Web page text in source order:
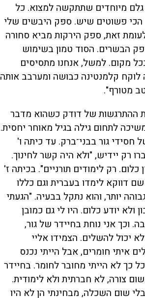
גלם מיוחדים שתתקשה למצוא. כל
הכי פשוטים שיש. ספּק היבשים שלי
זאת, ספק הירקות מביא סחורה
הבשרים. הסוד טמון בשימוש
מקום. למשל, אנחנו מתסיסים
קלמנטינה כבושה ומערבב אותה
מטורף".
של דודק כשהוא מדבר
לתחום גילה בגיל מאוחר יחסית.
גור בבני־ברק. עד כיתה ו'
רק יידיש, "ולא היה קשר לחינוך.
כלום. רק לימודים תורניים". בכיתה ז'
דווקא לימדו בעברית וגם כללו
יותר, והוא נתקל בבעיה. "הגעתי
ולא יודע כלום. היו לי גם כמובן
וכך אני נוחת בחיידר של גור,
יכול להשלים. הצמידו אליי
איתי חומרים, אבל הייתי נכנס
כך לא הייתי מחובר לחומר. בחיידר
צורה, לא חברתית ולא לימודית.
שום השכלה, מבחינתי הן לא היו